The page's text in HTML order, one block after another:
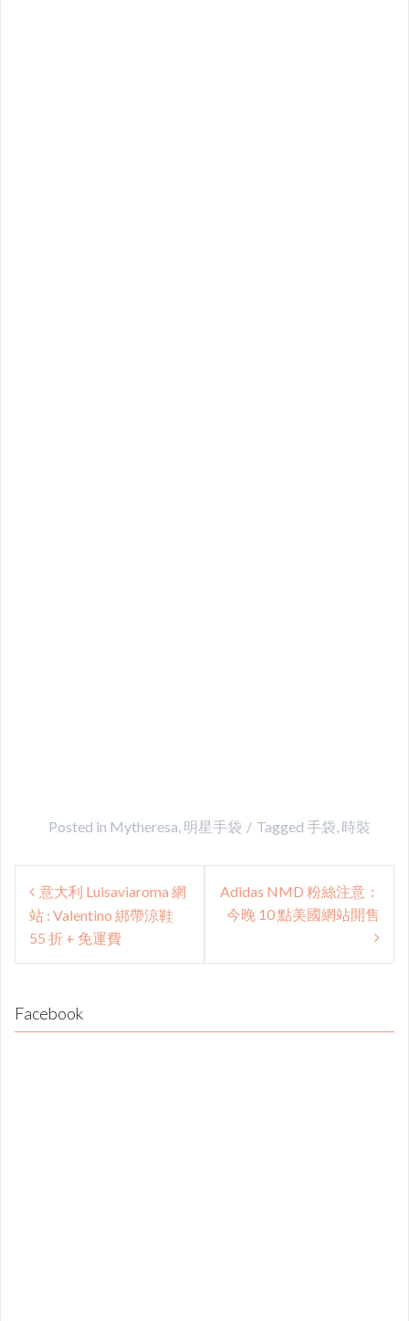
Posted in Mytheresa, 明星手袋 Tagged 手袋, 時裝
Post
navigation
意大利 Luisaviaroma 網
站 : Valentino 綁帶涼鞋
55 折 + 免運費
Adidas NMD 粉絲注意：
今晚 10 點美國網站開售
Facebook